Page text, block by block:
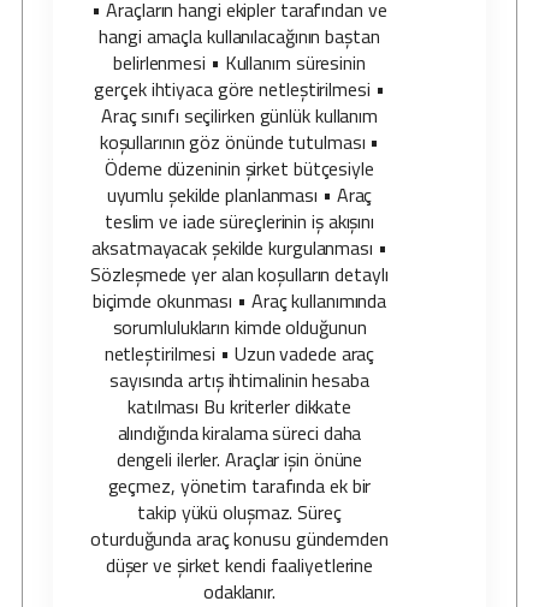
• Araçların hangi ekipler tarafından ve
hangi amaçla kullanılacağının baştan
belirlenmesi • Kullanım süresinin
gerçek ihtiyaca göre netleştirilmesi •
Araç sınıfı seçilirken günlük kullanım
koşullarının göz önünde tutulması •
Ödeme düzeninin şirket bütçesiyle
uyumlu şekilde planlanması • Araç
teslim ve iade süreçlerinin iş akışını
aksatmayacak şekilde kurgulanması •
Sözleşmede yer alan koşulların detaylı
biçimde okunması • Araç kullanımında
sorumlulukların kimde olduğunun
netleştirilmesi • Uzun vadede araç
sayısında artış ihtimalinin hesaba
katılması Bu kriterler dikkate
alındığında kiralama süreci daha
dengeli ilerler. Araçlar işin önüne
geçmez, yönetim tarafında ek bir
takip yükü oluşmaz. Süreç
oturduğunda araç konusu gündemden
düşer ve şirket kendi faaliyetlerine
odaklanır.